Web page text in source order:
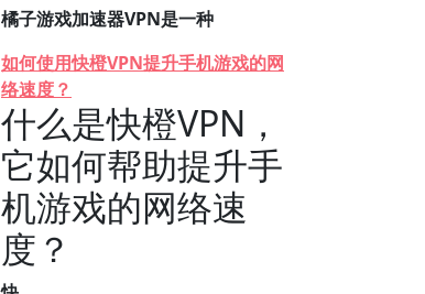
橘子游戏加速器VPN是一种
如何使用快橙VPN提升手机游戏的网
络速度？
什么是快橙VPN，
它如何帮助提升手
机游戏的网络速
度？